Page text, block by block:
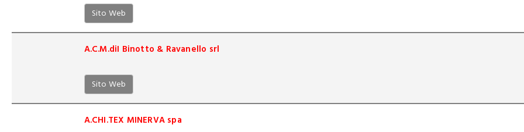
Sito Web
A.C.M.diI Binotto & Ravanello srl
Sito Web
A.CHI.TEX MINERVA spa